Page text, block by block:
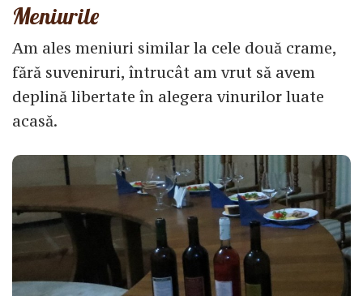
Meniurile
Am ales meniuri similar la cele două crame,
fără suveniruri, întrucât am vrut să avem
deplină libertate în alegera vinurilor luate
acasă.